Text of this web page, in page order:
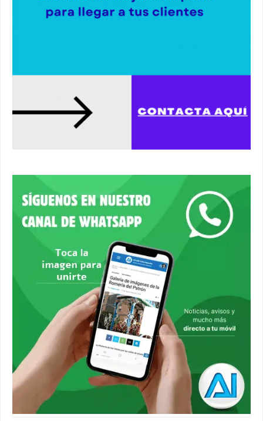
Nueva iluminación del Parque Oromana.
#alcaladeguadaira #luz #iluminacion
Paseo de caballos. #alcaladeguadaira #ferias
00:37
Un autobús ha golpeado a otro en el recinto
ferial. #accidente #alcaladeguadaira #ferias
00:08